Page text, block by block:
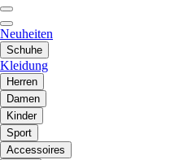
Neuheiten
Schuhe
Kleidung
Herren
Damen
Kinder
Sport
Accessoires